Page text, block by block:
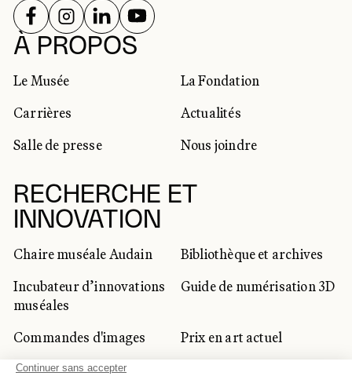
À PROPOS
Le Musée
La Fondation
Carrières
Actualités
Salle de presse
Nous joindre
RECHERCHE ET
INNOVATION
Chaire muséale Audain
Bibliothèque et archives
Incubateur d’innovations
muséales
Guide de numérisation 3D
Commandes d'images
Prix en art actuel
Prix Lynne-Cohen
RÉSEAUX SOCIAUX
SUIVEZ-NOUS SUR
SUIVEZ-NOUS SUR
SUIVEZ-NOUS SUR
SUIVEZ-NOUS SUR